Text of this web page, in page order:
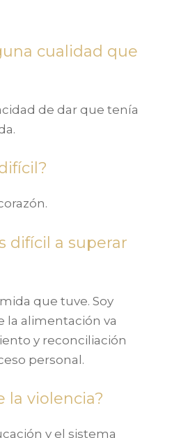
cualidad que
de dar que tenía
difícil a superar
que tuve. Soy
la alimentación va
y reconciliación
personal.
la violencia?
y el sistema